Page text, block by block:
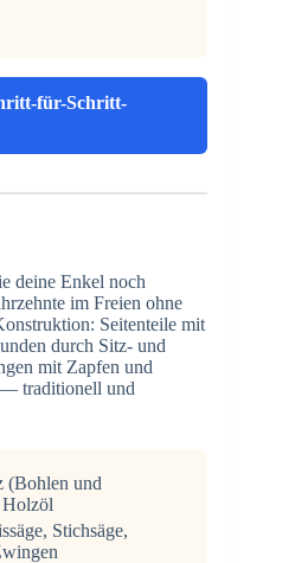
für-Schritt-
deine Enkel noch
im Freien ohne
Seitenteile mit
durch Sitz- und
mit Zapfen und
— traditionell und
(Bohlen und
Stichsäge,